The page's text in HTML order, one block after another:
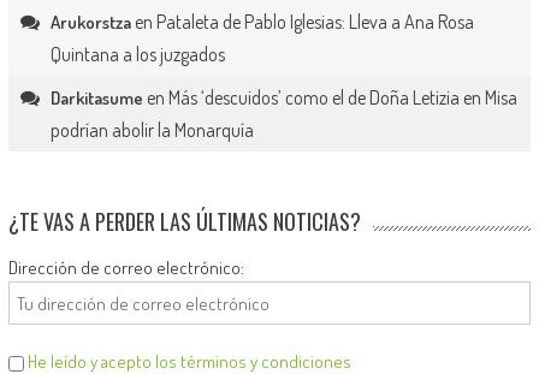
Arukorstzaen Pataleta de Pablo Iglesias: Lleva a Ana Rosa
Quintana a los juzgados
Darkitasume en Más ‘descuidos’ como el de Doña Letizia en Misa
podrían abolir la Monarquía
¿TE VAS A PERDER LAS ÚLTIMAS NOTICIAS?
Dirección de correo electrónico:
He leído y acepto los términos y condiciones